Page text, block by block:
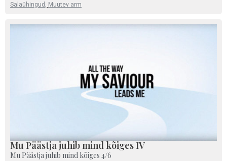
Salaühingud , Muutev arm
Mu Päästja juhib mind kõiges IV
Mu Päästja juhib mind kõiges 4/6